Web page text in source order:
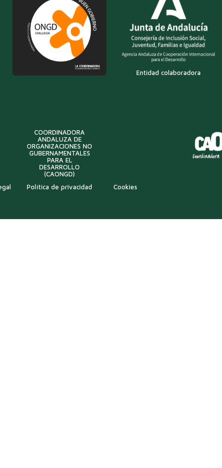
Entidad colaboradora
COORDINADORA
ANDALUZA DE
ORGANIZACIONES NO
GUBERNAMENTALES
PARA EL
DESARROLLO
(CAONGD)
Política de privacidad Cookies